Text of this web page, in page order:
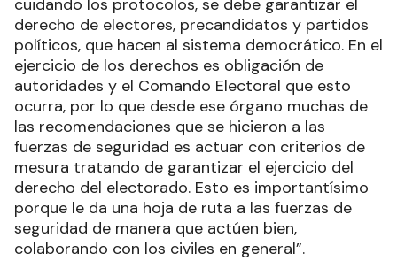
cuidando los protocolos, se debe garantizar el
derecho de electores, precandidatos y partidos
políticos, que hacen al sistema democrático. En el
ejercicio de los derechos es obligación de
autoridades y el Comando Electoral que esto
ocurra, por lo que desde ese órgano muchas de
las recomendaciones que se hicieron a las
fuerzas de seguridad es actuar con criterios de
mesura tratando de garantizar el ejercicio del
derecho del electorado. Esto es importantísimo
porque le da una hoja de ruta a las fuerzas de
seguridad de manera que actúen bien,
colaborando con los civiles en general”.